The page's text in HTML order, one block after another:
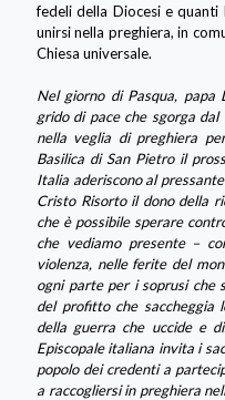
fedeli della Diocesi e
unirsi nella preghiera, in
Chiesa universale.
Nel giorno di Pasqua,
grido di pace che sgorga
nella veglia di preghiera
Basilica di San Pietro il
Italia aderiscono al
Cristo Risorto il dono della
che è possibile sperare
che vediamo presente –
violenza, nelle ferite del
ogni parte per i soprusi che
del profitto che saccheggia
della guerra che uccide e
Episcopale italiana invita i
popolo dei credenti a
a raccogliersi in preghiera